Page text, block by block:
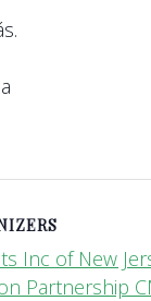
Inc of New
Partnership